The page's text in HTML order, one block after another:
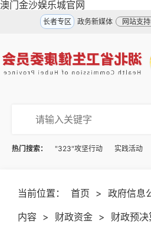
澳门金沙娱乐城官网
长者专区 政务新媒体 网站支
热门搜索： "323"攻坚行动 实践活动
当前位置： 首页 > 政府信息
内容 > 财政资金 > 财政预决